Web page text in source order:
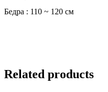
Бедра : 110 ~ 120 см
Related products